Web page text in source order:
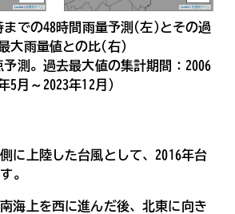
までの48時間雨量予測(左)とその過
大雨量値との比(右)
予測。過去最大値の集計期間：2006
5月～2023年12月)
に上陸した台風として、2016年台
。
海上を西に進んだ後、北東に向き